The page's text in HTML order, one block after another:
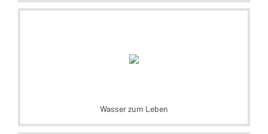
Wasser zum Leben